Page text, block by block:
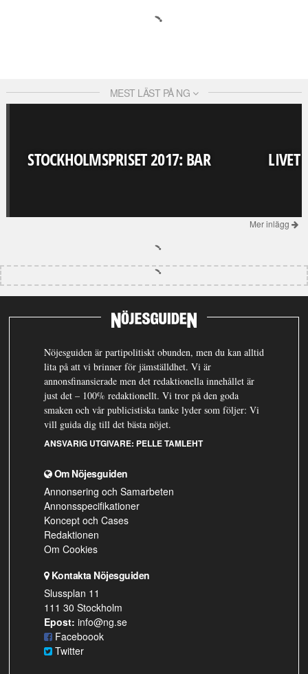
MEST LÄST PÅ NG
STOCKHOLMSPRISET 2017: BAR LIVET
Mer inlägg
Nöjesguiden är partipolitiskt obunden, men du kan alltid
lita på att vi brinner för jämställdhet. Vi är
annonsfinansierade men det redaktionella innehållet är
just det – 100% redaktionellt. Vi tror på den goda
smaken och vår publicistiska tanke lyder som följer: Vi
vill guida dig till det bästa nöjet.
ANSVARIG UTGIVARE: PELLE TAMLEHT
Om Nöjesguiden
Annonsering och Samarbeten
Annonsspecifikationer
Koncept och Cases
Redaktionen
Om Cookies
Kontakta Nöjesguiden
Slussplan 11
111 30 Stockholm
Epost: info@ng.se
Faceboook
Twitter